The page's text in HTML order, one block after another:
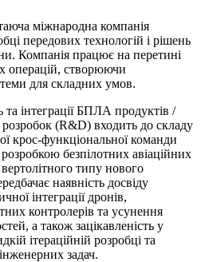
міжнародна компанія
передових технологій і рішень
Компанія працює на перетині
операцій, створюючи
для складних умов.
та інтеграції БПЛА продуктів /
розробок (R&D) входить до складу
крос-функціональної команди
безпілотних авіаційних
типу нового
наявність досвіду
інтеграції дронів,
контролерів та усунення
а також зацікавленість у
ітераційній розробці та
задач.